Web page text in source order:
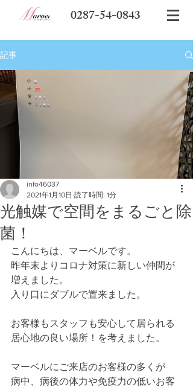
0287-54-0843
記事
光触媒で空間をまるごと除
菌！
info46037
2021年1月10日 読了時間: 1分
こんにちは、マーベルです。
昨年末よりコロナ対策に新しい仲間が
増えました。
入り口にダブルで置来ました。
お客様もスタッフも安心して居られる
居心地の良い場所！を考えました。
マーベルにご来店のお客様の多くが
病中、病後の体力や免疫力の低いお客